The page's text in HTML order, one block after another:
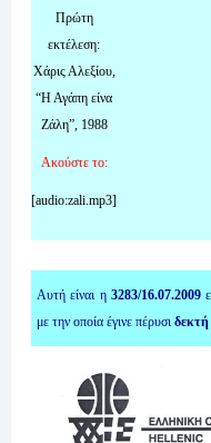
Πρώτη
εκτέλεση:
Χάρις Αλεξίου,
“Η Αγάπη είνα
Ζάλη”, 1988
Ακούστε το:
[audio:zali.mp3]
Αυτή είναι η 3283/16.07.2009
με την οποία έγινε πέρυσιδεκτή